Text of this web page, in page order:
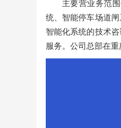
主要营业务范
统、智能停车场道
智能化系统的技术
服务。公司总部在重